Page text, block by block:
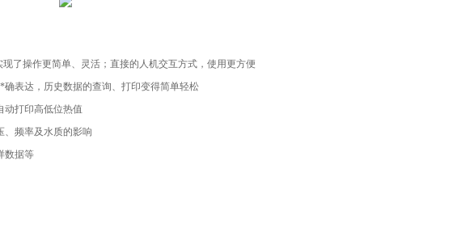
了操作更简单、灵活；直接的人机交互方式，使用更方便
表达，历史数据的查询、打印变得简单轻松
动打印高低位热值
、频率及水质的影响
数据等